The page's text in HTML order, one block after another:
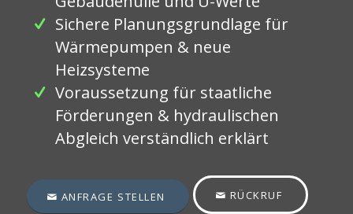
Sichere Planungsgrundlage für
Wärmepumpen & neue
Heizsysteme
Voraussetzung für staatliche
Förderungen & hydraulischen
Abgleich verständlich erklärt
ANFRAGE STELLEN RÜCKRUF